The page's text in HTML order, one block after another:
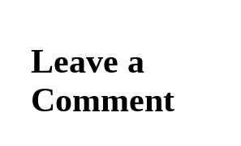
Leave a
Comment